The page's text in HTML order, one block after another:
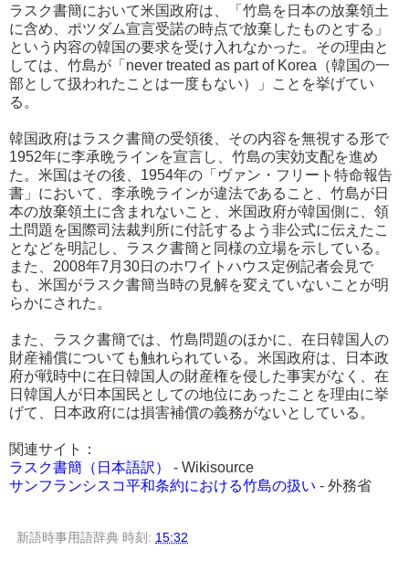
ラスク書簡において米国政府は、「竹島を日本の放棄領土
に含め、ポツダム宣言受諾の時点で放棄したものとする」
という内容の韓国の要求を受け入れなかった。その理由と
しては、竹島が「never treated as part of Korea（韓国の一
部として扱われたことは一度もない）」ことを挙げてい
る。
韓国政府はラスク書簡の受領後、その内容を無視する形で
1952年に李承晩ラインを宣言し、竹島の実効支配を進め
た。米国はその後、1954年の「ヴァン・フリート特命報告
書」において、李承晩ラインが違法であること、竹島が日
本の放棄領土に含まれないこと、米国政府が韓国側に、領
土問題を国際司法裁判所に付託するよう非公式に伝えたこ
となどを明記し、ラスク書簡と同様の立場を示している。
また、2008年7月30日のホワイトハウス定例記者会見で
も、米国がラスク書簡当時の見解を変えていないことが明
らかにされた。
また、ラスク書簡では、竹島問題のほかに、在日韓国人の
財産補償についても触れられている。米国政府は、日本政
府が戦時中に在日韓国人の財産権を侵した事実がなく、在
日韓国人が日本国民としての地位にあったことを理由に挙
げて、日本政府には損害補償の義務がないとしている。
関連サイト：
ラスク書簡（日本語訳）
- Wikisource
サンフランシスコ平和条約における竹島の扱い - 外務省
新語時事用語辞典 時刻: 15:32